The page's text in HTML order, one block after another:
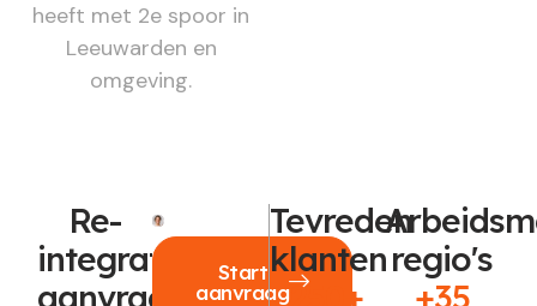
heeft met 2e spoor in
Leeuwarden en
omgeving.
Re-
integratie
aanvragen?
Start
aanvraag
Tevreden
klanten
250+
regio's
+35